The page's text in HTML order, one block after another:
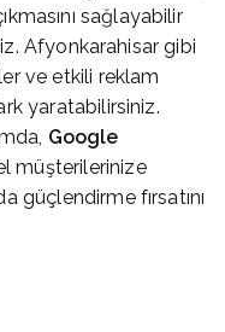
sağlayabilir
Afyonkarahisar gibi
ve etkili reklam
yaratabilirsiniz.
Google
müşterilerinize
güçlendirme fırsatını